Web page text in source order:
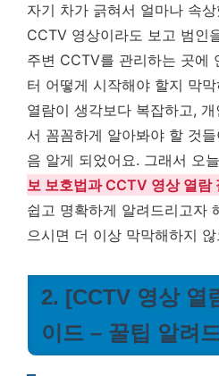
자기 차가 긁혀서 얼마나 속
CCTV 영상이라도 보고 범인
주변 CCTV를 관리하는 곳에
터 어떻게 시작해야 할지 막
열람이 생각보다 복잡하고,
서 꼼꼼하게 알아봐야 할 것
음 알게 되었어요. 그래서 오
보 보호법과 CCTV 영상 열람
쉽고 명확하게 알려드리고자
으시면 더 이상 막막해하지
2. [CCTV 영상 열
이드 – 꿀팁 알려